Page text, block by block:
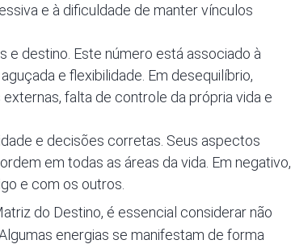
e à dificuldade de manter vínculos
e destino. Este número está associado à
e flexibilidade. Em desequilíbrio,
falta de controle da própria vida e
e decisões corretas. Seus aspectos
em todas as áreas da vida. Em negativo,
e com os outros.
do Destino, é essencial considerar não
energias se manifestam de forma